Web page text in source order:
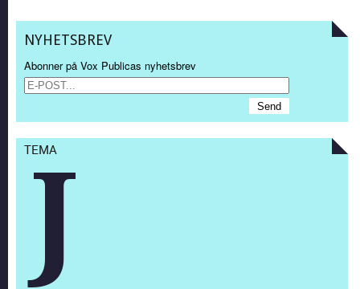
NYHETSBREV
Abonner på Vox Publicas nyhetsbrev
TEMA
J